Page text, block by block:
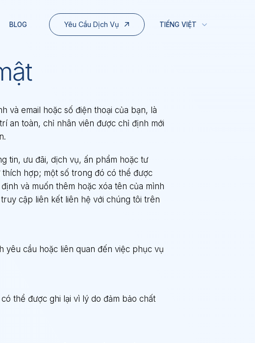
BLOG Yêu Cầu Dịch Vụ TIẾNG VIỆT
và email hoặc số điện thoại của bạn, là
an toàn, chỉ nhân viên được chỉ định mới
tin, ưu đãi, dịch vụ, ấn phẩm hoặc tư
hợp; một số trong đó có thể được
và muốn thêm hoặc xóa tên của mình
cập liên kết liên hệ với chúng tôi trên
yêu cầu hoặc liên quan đến việc phục vụ
thể được ghi lại vì lý do đảm bảo chất